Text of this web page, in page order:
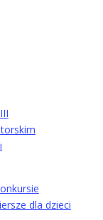
dla dzieci